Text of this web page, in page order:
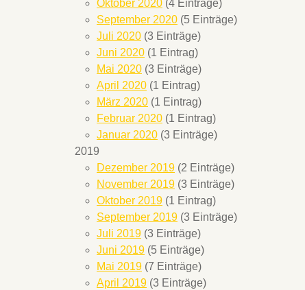
Oktober 2020 (4 Einträge)
September 2020 (5 Einträge)
Juli 2020 (3 Einträge)
Juni 2020 (1 Eintrag)
Mai 2020 (3 Einträge)
April 2020 (1 Eintrag)
März 2020 (1 Eintrag)
Februar 2020 (1 Eintrag)
Januar 2020 (3 Einträge)
2019
Dezember 2019 (2 Einträge)
November 2019 (3 Einträge)
Oktober 2019 (1 Eintrag)
September 2019 (3 Einträge)
Juli 2019 (3 Einträge)
Juni 2019 (5 Einträge)
Mai 2019 (7 Einträge)
April 2019 (3 Einträge)